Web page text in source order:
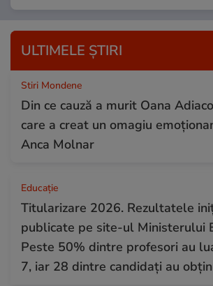
ULTIMELE ȘTIRI
Stiri Mondene
Din ce cauză a murit Oana
care a creat un omagiu
Anca Molnar
Educație
Titularizare 2026. Rezultatele
publicate pe site-ul Ministerului
Peste 50% dintre profesori au
7, iar 28 dintre candidați au